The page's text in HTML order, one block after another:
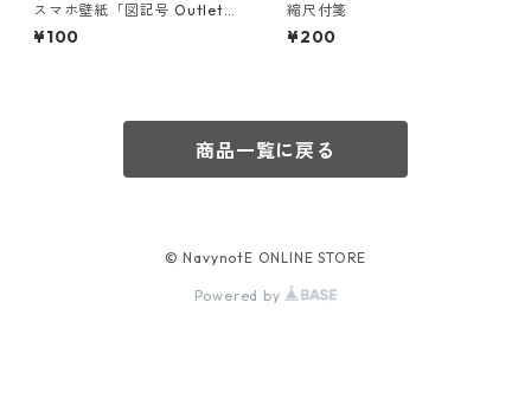
スマホ壁紙「図記号 Outlet・
Board ver.Black」
¥100
縮尺付箋
¥200
商品一覧に戻る
© NavynotE ONLINE STORE
Powered by